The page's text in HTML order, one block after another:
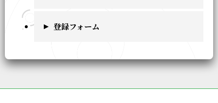
登録フォーム